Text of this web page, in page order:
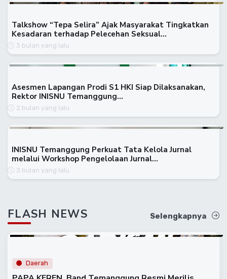
Talkshow “Tepa Selira” Ajak Masyarakat Tingkatkan
Kesadaran terhadap Pelecehan Seksual…
3 bulan yang lalu
Asesmen Lapangan Prodi S1 HKI Siap Dilaksanakan,
Rektor INISNU Temanggung…
2 bulan yang lalu
INISNU Temanggung Perkuat Tata Kelola Jurnal
melalui Workshop Pengelolaan Jurnal…
3 bulan yang lalu
FLASH NEWS Selengkapnya
Daerah